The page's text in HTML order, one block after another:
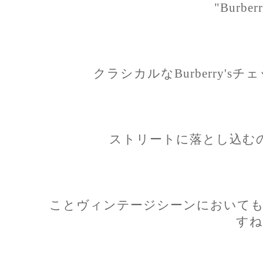
クラシカルなBurberry'sチ
ストリートに落とし込む
ことヴィンテージシーンにおいて
すね